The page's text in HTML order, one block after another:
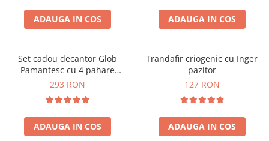
Cadouri Fete
Pentru Copilul din tine
Cadouri de Casa Noua
Cadouri Majorat
Cadouri pentru Nasi
Cadouri pentru Bunici
Cadouri pentru Prieteni
Cani si Termosuri
Jocuri si Puzzle
Seturi de caligrafie
Cadouri Sfantul Alexandru
Cadouri Constantin si Elena
Cadouri Sfanta Maria
Cadouri Sfintii Mihail si Gavriil
ADAUGA IN COS ADAUGA IN COS
Set cadou decantor Glob
Pamantesc cu 4 pahare
Deluxe
293 RON
ADAUGA IN COS
Trandafir criogenic cu Inger
pazitor
127 RON
ADAUGA IN COS